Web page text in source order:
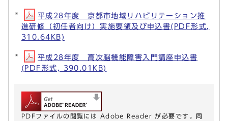
平成28年度 京都市地域リハビリテーション推
進研修（初任者向け）実施要領及び申込書(PDF形式,
310.64KB)
平成28年度 高次脳機能障害入門講座申込書
(PDF形式, 390.01KB)
PDFファイルの閲覧には Adobe Reader が必要です。同